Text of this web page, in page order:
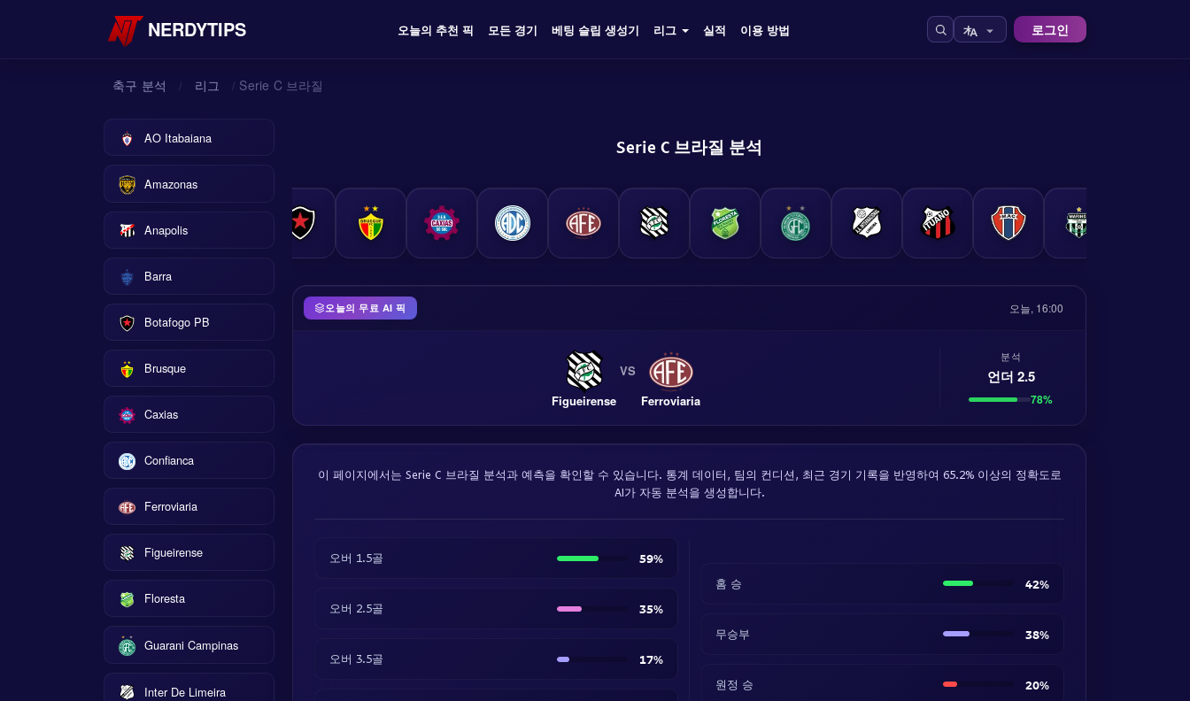
NERDYTIPS 오늘의 추천 픽 모든 경기 베팅 슬립 생성기 리그 실적 이용 방법 로그인
축구 분석 / 리그 / Serie C 브라질
AO Itabaiana
Amazonas
Anapolis
Barra
Botafogo PB
Brusque
Caxias
Confianca
Ferroviaria
Figueirense
Floresta
Guarani Campinas
Inter De Limeira
Serie C 브라질 분석
오늘의 무료 AI 픽 오늘, 16:00
Figueirense
VS
Ferroviaria
분석
언더 2.5
78%
이 페이지에서는 Serie C 브라질 분석과 예측을 확인할 수 있습니다. 통계 데이터, 팀의 컨디션, 최근 경기 기록을 반영하여 65.2% 이상의 정확도로
AI가 자동 분석을 생성합니다.
오버 1.5골 59%
오버 2.5골 35%
오버 3.5골 17%
홈 승 42%
무승부 38%
원정 승 20%